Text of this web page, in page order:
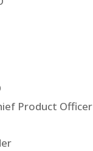
Product Officer